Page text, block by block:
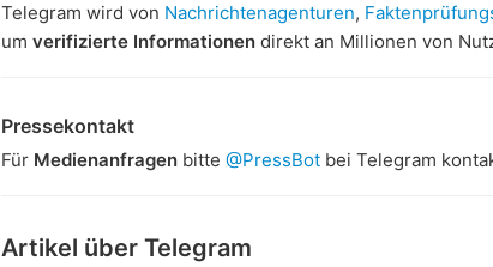
Telegram wird von Nachrichtenagenturen,
um verifizierte Informationen direkt an Millionen von
Pressekontakt
Für Medienanfragen bitte @PressBot bei Telegram
Artikel über Telegram